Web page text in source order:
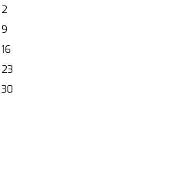
2
9
16
23
30